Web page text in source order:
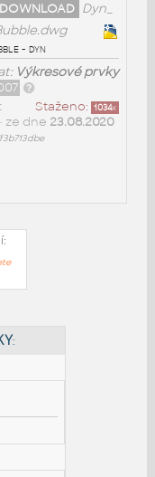
Dyn_
- dyn
Výkresové prvky
Staženo: 1034x
ze dne 23.08.2020
BLOKY: